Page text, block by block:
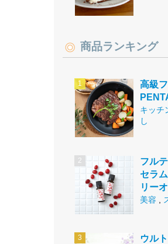
商品ランキング
高級
キッチ
し
フル
セラ
リー
美容
ウル